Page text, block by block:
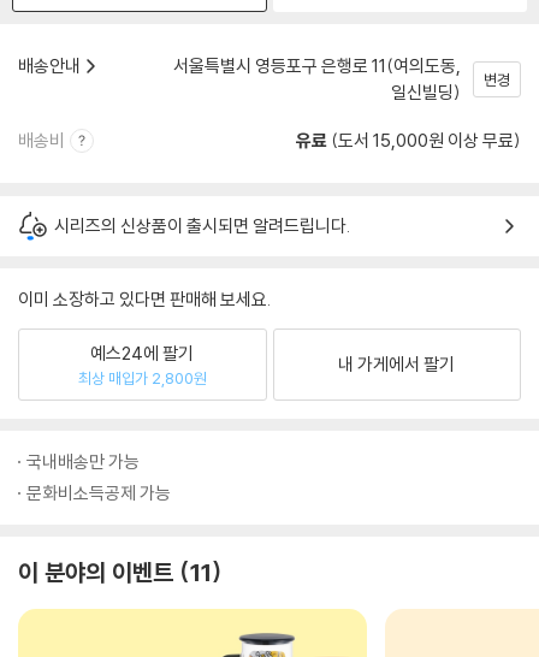
배송안내
서울특별시 영등포구 은행로 11(여의도동,
일신빌딩)
변경
배송비 유료 (도서 15,000원 이상 무료)
시리즈의 신상품이 출시되면 알려드립니다.
이미 소장하고 있다면 판매해 보세요.
예스24에 팔기
최상 매입가 2,800원
내 가게에서 팔기
국내배송만 가능
문화비소득공제 가능
이 분야의 이벤트 11